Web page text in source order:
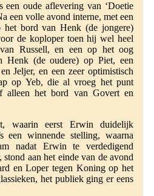
een oude aflevering van ‘Doetie
een volle avond interne, met een
het bord van Henk (de jongere)
de koploper toen hij wel heel
Russell, en een op het oog
Henk (de oudere) op Piet, een
Jeljer, en een zeer optimistisch
op Yeb, die al vroeg het punt
alleen het bord van Govert en
waarin eerst Erwin duidelijk
een winnende stelling, waarna
nadat Erwin te verdedigend
stond aan het einde van de avond
en Loper tegen Koning op het
het publiek ging er eens